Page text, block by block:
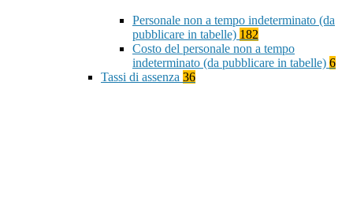
Personale non a tempo indeterminato (da
pubblicare in tabelle) 182
Costo del personale non a tempo
indeterminato (da pubblicare in tabelle) 6
Tassi di assenza 36